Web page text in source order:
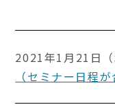
2021年1月21日
（セミナー日程